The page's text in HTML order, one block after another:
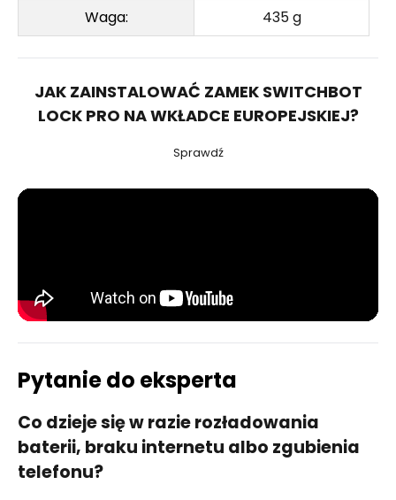
Waga:
435 g
JAK ZAINSTALOWAĆ ZAMEK SWITCHBOT
LOCK PRO NA WKŁADCE EUROPEJSKIEJ?
Sprawdź
Pytanie do eksperta
Co dzieje się w razie rozładowania
baterii, braku internetu albo zgubienia
telefonu?